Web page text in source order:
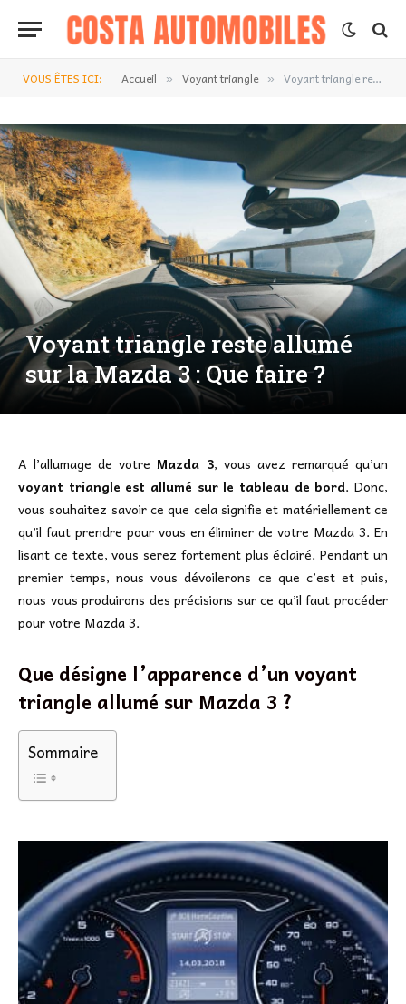
VOUS ÊTES ICI: Accueil » Voyant triangle » Voyant triangle reste allumé sur la Mazda 3 : Que faire ?
Voyant triangle reste allumé
sur la Mazda 3 : Que faire ?
A l’allumage de votreMazda 3, vous avez remarqué qu’un
voyant triangle est allumé sur le tableau de bord. Donc,
vous souhaitez savoir ce que cela signifie et matériellement ce
qu’il faut prendre pour vous en éliminer de votre Mazda 3. En
lisant ce texte, vous serez fortement plus éclairé. Pendant un
premier temps, nous vous dévoilerons ce que c’est et puis,
nous vous produirons des précisions sur ce qu’il faut procéder
pour votre Mazda 3.
Que désigne l’apparence d’un voyant
triangle allumé sur Mazda 3 ?
Sommaire